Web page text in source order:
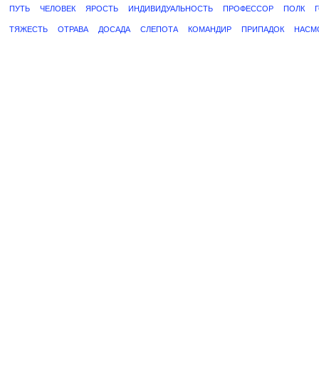
ПУТЬ ЧЕЛОВЕК ЯРОСТЬ ИНДИВИДУАЛЬНОСТЬ ПРОФЕССОР ПОЛК
ТЯЖЕСТЬ ОТРАВА ДОСАДА СЛЕПОТА КОМАНДИР ПРИПАДОК